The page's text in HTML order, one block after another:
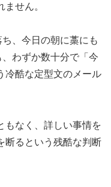
せん。
、今日の朝に藁にも
わずか数十分で「今
冷酷な定型文のメール
もなく、詳しい事情を
断るという残酷な判断